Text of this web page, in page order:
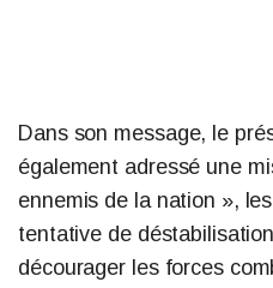
Dans son message, le
également adressé une
ennemis de la nation »,
tentative de
décourager les forces